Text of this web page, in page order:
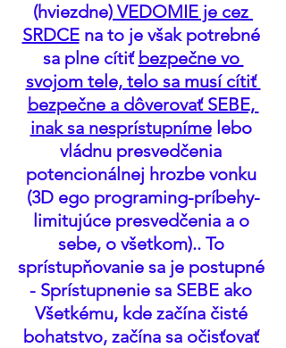
(hviezdne) VEDOMIE je cez
SRDCE na to je však potrebné
sa plne cítiť bezpečne vo
svojom tele, telo sa musí cítiť
bezpečne a dôverovať SEBE,
inak sa nesprístupníme lebo
vládnu presvedčenia
potencionálnej hrozbe vonku
(3D ego programing-príbehy-
limitujúce presvedčenia a o
sebe, o všetkom).. To
sprístupňovanie sa je postupné
- Sprístupnenie sa SEBE ako
Všetkému, kde začína čisté
bohatstvo, začína sa očisťovať